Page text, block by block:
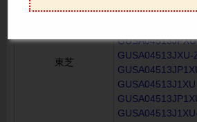
東芝
GUSA04513JXU-
GUSA04513J1XU